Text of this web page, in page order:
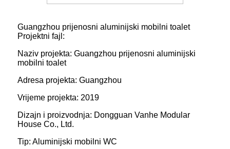
Guangzhou prijenosni aluminijski mobilni toalet
Projektni fajl:
Naziv projekta: Guangzhou prijenosni aluminijski
mobilni toalet
Adresa projekta: Guangzhou
Vrijeme projekta: 2019
Dizajn i proizvodnja: Dongguan Vanhe Modular
House Co., Ltd.
Tip: Aluminijski mobilni WC